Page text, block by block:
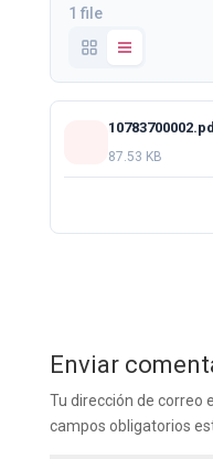
1 file
87.53 KB
Enviar
Tu dirección de correo
campos obligatorios